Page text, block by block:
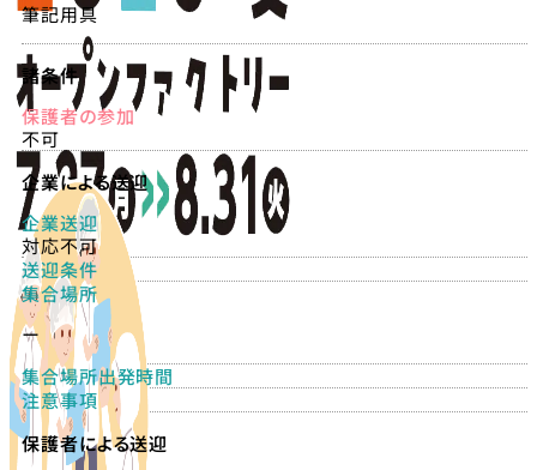
筆記用具
諸条件
保護者の参加
不可
企業による送迎
企業送迎
対応不可
送迎条件
集合場所
ー
集合場所出発時間
注意事項
保護者による送迎